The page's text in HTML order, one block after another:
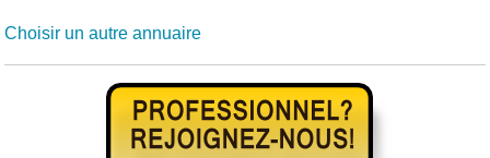
Choisir un autre annuaire